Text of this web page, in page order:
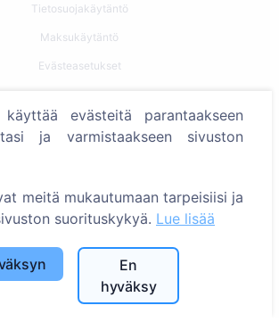
Tietosuojakäytäntö
Maksukäytäntö
Evästeasetukset
Etsi vainajia
Palvelut
Yhteystiedot
SIA "CEMETY", LV40103618951
evästeitä parantaakseen
ja varmistaakseen sivuston
meitä mukautumaan tarpeisiisi ja
suorituskykyä. Lue lisää
En
hyväksy